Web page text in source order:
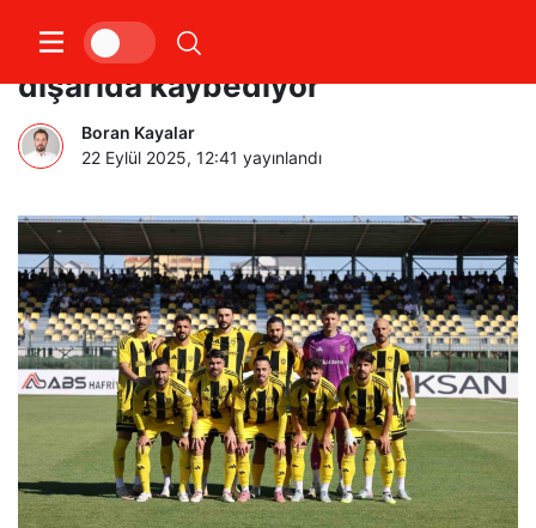
Aliağa FK, içeride kazanıyor
dışarıda kaybediyor
Boran Kayalar
22 Eylül 2025, 12:41 yayınlandı